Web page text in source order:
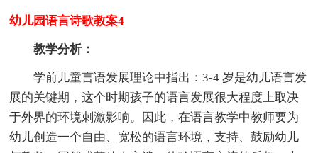
幼儿园语言诗歌教案4
教学分析：
学前儿童言语发展理论中指出：3-4 岁是幼儿语言发
展的关键期，这个时期孩子的语言发展很大程度上取决
于外界的环境刺激影响。因此，在语言教学中教师要为
幼儿创造一个自由、宽松的语言环境，支持、鼓励幼儿